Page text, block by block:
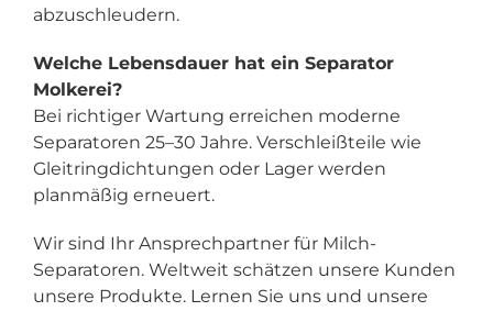
abzuschleudern.
Welche Lebensdauer hat ein Separator
Molkerei?
Bei richtiger Wartung erreichen moderne
Separatoren 25–30 Jahre. Verschleißteile wie
Gleitringdichtungen oder Lager werden
planmäßig erneuert.
Wir sind Ihr Ansprechpartner für Milch-
Separatoren. Weltweit schätzen unsere Kunden
unsere Produkte. Lernen Sie uns und unsere